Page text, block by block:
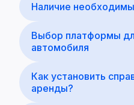
Наличие
Выбор платформы
автомобиля
Как установить
аренды?